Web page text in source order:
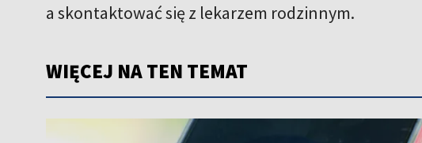
a skontaktować się z lekarzem rodzinnym.
WIĘCEJ NA TEN TEMAT